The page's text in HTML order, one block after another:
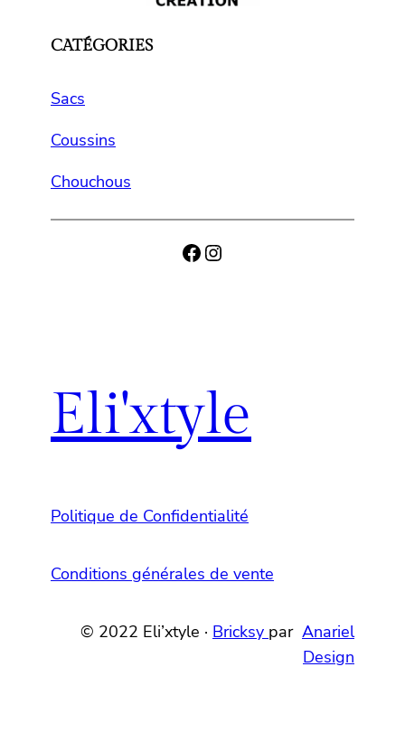
CATÉGORIES
Sacs
Coussins
Chouchous
Facebook
Instagram
Eli'xtyle
Politique de Confidentialité
Conditions générales de vente
© 2022 Eli’xtyle · Bricksy par Anariel
Design